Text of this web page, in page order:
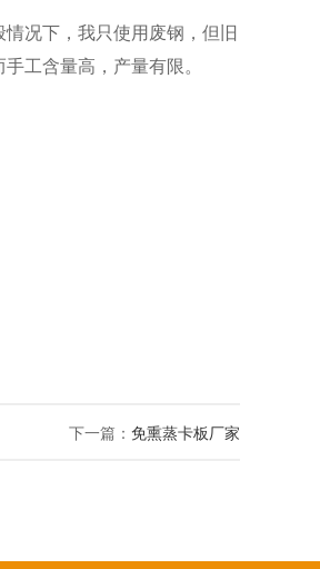
况下，我只使用废钢，但旧
工含量高，产量有限。
下一篇： 免熏蒸卡板厂家